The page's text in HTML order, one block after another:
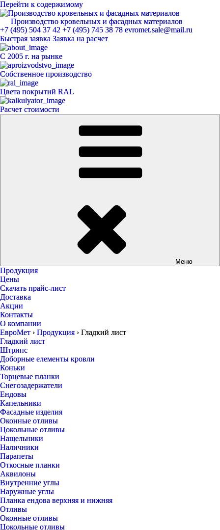
Перейти к содержимому
Производство кровельных и фасадных материалов
ЕвроМет
+7 (495) 504 37 42 +7 (495) 745 38 78 evromet.sale@mail.ru
Быстрая заявка Заявка на расчет
С 2005 г. на рынке
Собственное производство
Цвета покрытий RAL
Расчет стоимости
Меню
Продукция
Цены
Скачать прайс-лист
Доставка
Акции
Контакты
О компании
ЕвроМет › Продукция › Гладкий лист
Гладкий лист
Штрипс
Доборные елементы кровли
Коньки
Торцевые планки
Снегозадержатели
Ендовы
Капельники
Фасадные изделия
Оконные отливы
Цокольные отливы
Нащельники
Наличники
Парапеты
Откосные планки
Аквилоны
Внутренние углы
Наружные углы
Планка ендова верхняя и нижняя
Отливы
Оконные отливы
Цокольные отливы